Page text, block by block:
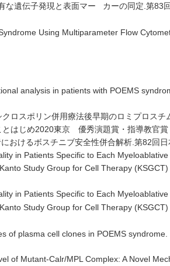
な遺伝子発現と表面マー カーの同定.第83
Using Multiparameter Flow
analysis in patients with POEMS
ロスポリン併用療法後早期のロミプロス
はじめ2020東京 優秀演題賞・指導教官
おけるボスチニブ安全性併合解析.第82
in Patients Specific to Each
Study Group for Cell Therapy
in Patients Specific to Each
Study Group for Cell Therapy
of plasma cell clones in POEMS
of Mutant-Calr/MPL Complex: A Novel